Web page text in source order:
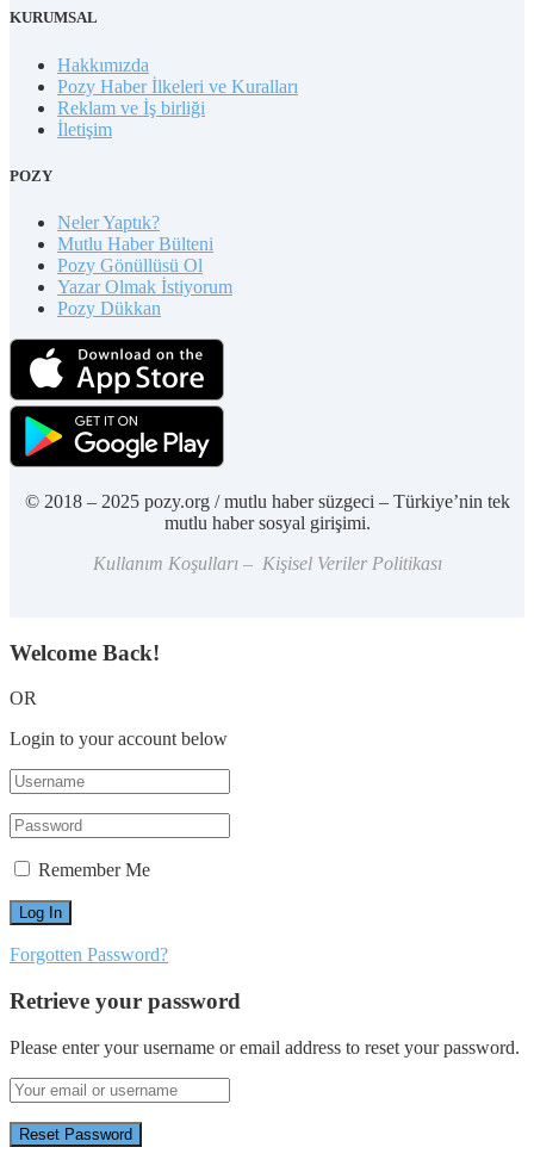
KURUMSAL
Hakkımızda
Pozy Haber İlkeleri ve Kuralları
Reklam ve İş birliği
İletişim
POZY
Neler Yaptık?
Mutlu Haber Bülteni
Pozy Gönüllüsü Ol
Yazar Olmak İstiyorum
Pozy Dükkan
© 2018 – 2025 pozy.org / mutlu haber süzgeci – Türkiye’nin tek
mutlu haber sosyal girişimi.
Kullanım Koşulları – Kişisel Veriler Politikası
Welcome Back!
OR
Login to your account below
Remember Me
Forgotten Password?
Retrieve your password
Please enter your username or email address to reset your password.